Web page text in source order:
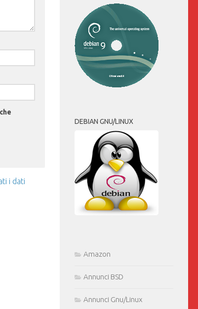
i dati
DEBIAN GNU/LINUX
Amazon
Annunci BSD
Annunci Gnu/Linux